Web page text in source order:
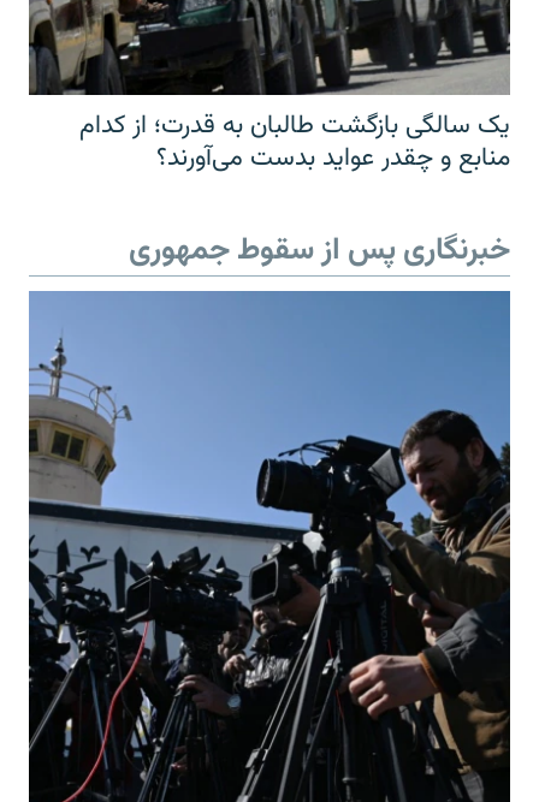
یک سالگی بازگشت طالبان به قدرت؛ از کدام
منابع و چقدر عواید بدست می‌آورند؟
خبرنگاری پس از سقوط جمهوری